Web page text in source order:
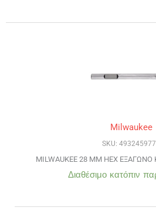
Milwaukee
SKU:
MILWAUKEE 28 MM HEX
Διαθέσιμο κατόπιν